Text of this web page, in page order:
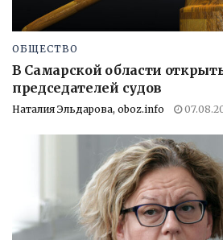
ОБЩЕСТВО
В Самарской области
председателей судов
Наталия Эльдарова, oboz.info